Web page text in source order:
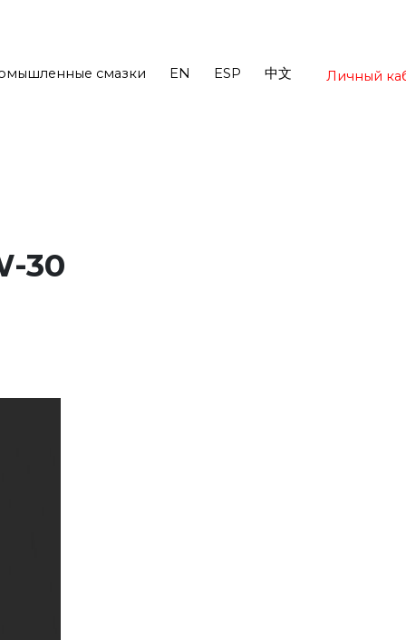
смазки EN ESP 中文 Личный
30